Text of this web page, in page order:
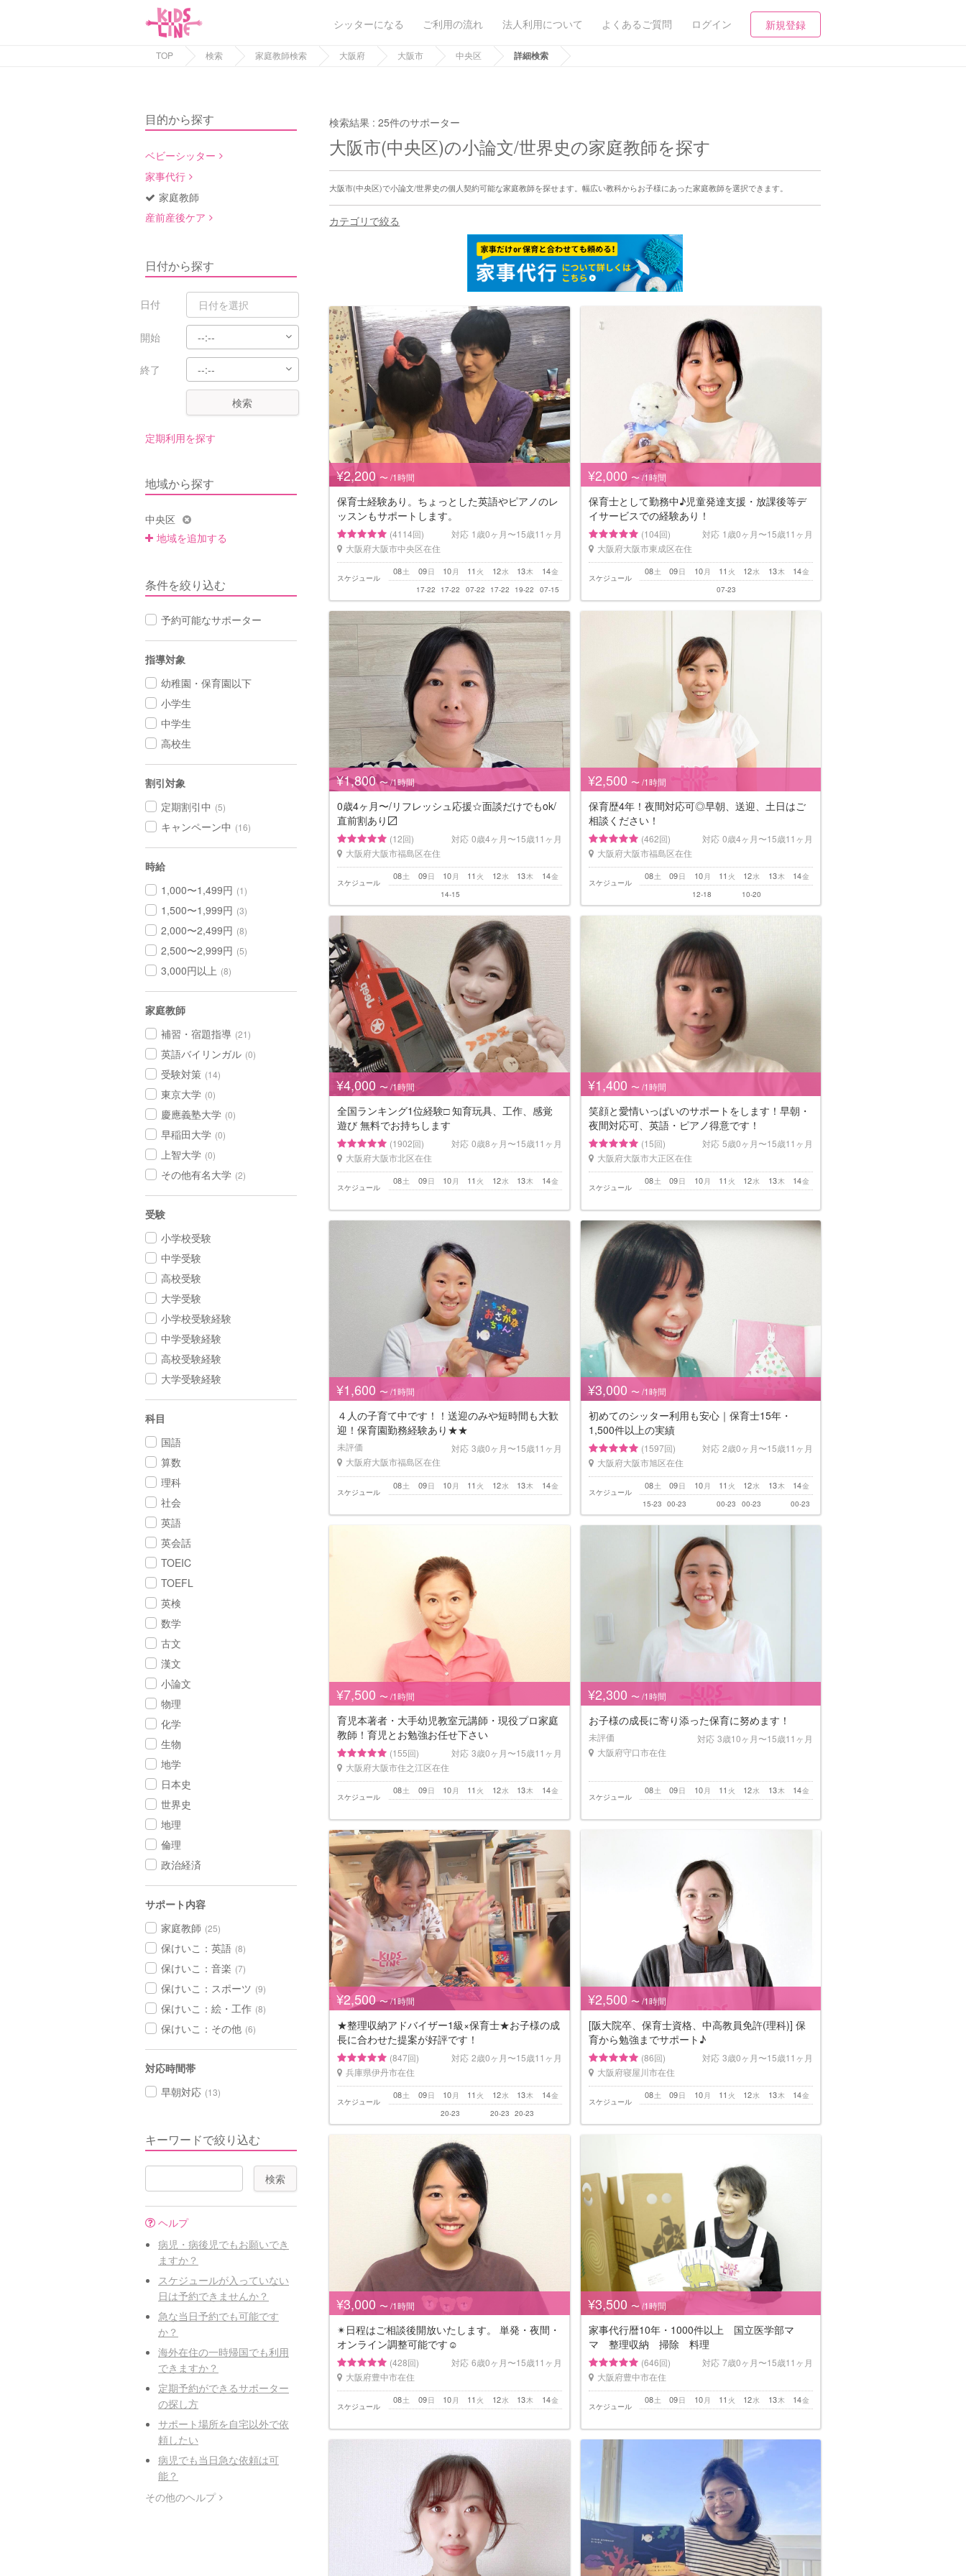
シッターになる ご利用の流れ 法人利用について よくあるご質問 ログイン 新規登録
TOP 検索 家庭教師検索 大阪府 大阪市 中央区 詳細検索
目的から探す
ベビーシッター
家事代行
家庭教師
産前産後ケア
日付から探す
日付
開始
終了
検索
定期利用を探す
地域から探す
中央区
地域を追加する
条件を絞り込む
予約可能なサポーター
指導対象
幼稚園・保育園以下
小学生
中学生
高校生
割引対象
定期割引中 (5)
キャンペーン中 (16)
時給
1,000〜1,499円 (1)
1,500〜1,999円 (3)
2,000〜2,499円 (8)
2,500〜2,999円 (5)
3,000円以上 (8)
家庭教師
補習・宿題指導 (21)
英語バイリンガル (0)
受験対策 (14)
東京大学 (0)
慶應義塾大学 (0)
早稲田大学 (0)
上智大学 (0)
その他有名大学 (2)
受験
小学校受験
中学受験
高校受験
大学受験
小学校受験経験
中学受験経験
高校受験経験
大学受験経験
科目
国語
算数
理科
社会
英語
英会話
TOEIC
TOEFL
英検
数学
古文
漢文
小論文
物理
化学
生物
地学
日本史
世界史
地理
倫理
政治経済
サポート内容
家庭教師 (25)
保けいこ：英語 (8)
保けいこ：音楽 (7)
保けいこ：スポーツ (9)
保けいこ：絵・工作 (8)
保けいこ：その他 (6)
対応時間帯
早朝対応 (13)
キーワードで絞り込む
ヘルプ
病児・病後児でもお願いでき
ますか？
スケジュールが入っていない
日は予約できませんか？
急な当日予約でも可能です
か？
海外在住の一時帰国でも利用
できますか？
定期予約ができるサポーター
の探し方
サポート場所を自宅以外で依
頼したい
病児でも当日急な依頼は可
能？
その他のヘルプ
検索結果 :25件のサポーター
大阪市(中央区)の小論文/世界史の家庭教師を探す
大阪市(中央区)で小論文/世界史の個人契約可能な家庭教師を探せます。幅広い教科からお子様にあった家庭教師を選択できます。
カテゴリで絞る
¥2,200 〜 /1時間
保育士経験あり。ちょっとした英語やピアノのレ
ッスンもサポートします。
(4114回) 対応 1歳0ヶ月〜15歳11ヶ月
大阪府大阪市中央区在住
スケジュール
土
08 日
09 月
10 火
11 水
12 木
13 金
14
17-22 17-22 07-22 17-22 19-22 07-15
¥2,000 〜 /1時間
保育士として勤務中♪児童発達支援・放課後等デ
イサービスでの経験あり！
(104回) 対応 1歳0ヶ月〜15歳11ヶ月
大阪府大阪市東成区在住
スケジュール
土
08 日
09 月
10 火
11 水
12 木
13 金
14
07-23
¥1,800 〜 /1時間
0歳4ヶ月〜/リフレッシュ応援☆面談だけでもok/
直前割あり〼
(12回) 対応 0歳4ヶ月〜15歳11ヶ月
大阪府大阪市福島区在住
スケジュール
土
08 日
09 月
10 火
11 水
12 木
13 金
14
14-15
¥2,500 〜 /1時間
保育歴4年！夜間対応可◎早朝、送迎、土日はご
相談ください！
(462回) 対応 0歳4ヶ月〜15歳11ヶ月
大阪府大阪市福島区在住
スケジュール
土
08 日
09 月
10 火
11 水
12 木
13 金
14
12-18 10-20
¥4,000 〜 /1時間
全国ランキング1位経験□️ 知育玩具、工作、感覚
遊び 無料でお持ちします
(1902回) 対応 0歳8ヶ月〜15歳11ヶ月
大阪府大阪市北区在住
スケジュール
土
08 日
09 月
10 火
11 水
12 木
13 金
14
¥1,400 〜 /1時間
笑顔と愛情いっぱいのサポートをします！早朝・
夜間対応可、英語・ピアノ得意です！
(15回) 対応 5歳0ヶ月〜15歳11ヶ月
大阪府大阪市大正区在住
スケジュール
土
08 日
09 月
10 火
11 水
12 木
13 金
14
¥1,600 〜 /1時間
４人の子育て中です！！送迎のみや短時間も大歓
迎！保育園勤務経験あり★★
未評価 対応 3歳0ヶ月〜15歳11ヶ月
大阪府大阪市福島区在住
スケジュール
土
08 日
09 月
10 火
11 水
12 木
13 金
14
¥3,000 〜 /1時間
初めてのシッター利用も安心｜保育士15年・
1,500件以上の実績
(1597回) 対応 2歳0ヶ月〜15歳11ヶ月
大阪府大阪市旭区在住
スケジュール
土
08 日
09 月
10 火
11 水
12 木
13 金
14
15-23 00-23 00-23 00-23 00-23
¥7,500 〜 /1時間
育児本著者・大手幼児教室元講師・現役プロ家庭
教師！育児とお勉強お任せ下さい
(155回) 対応 3歳0ヶ月〜15歳11ヶ月
大阪府大阪市住之江区在住
スケジュール
土
08 日
09 月
10 火
11 水
12 木
13 金
14
¥2,300 〜 /1時間
お子様の成長に寄り添った保育に努めます！
未評価 対応 3歳10ヶ月〜15歳11ヶ月
大阪府守口市在住
スケジュール
土
08 日
09 月
10 火
11 水
12 木
13 金
14
¥2,500 〜 /1時間
★整理収納アドバイザー1級×保育士★お子様の成
長に合わせた提案が好評です！
(847回) 対応 2歳0ヶ月〜15歳11ヶ月
兵庫県伊丹市在住
スケジュール
土
08 日
09 月
10 火
11 水
12 木
13 金
14
20-23 20-23 20-23
¥2,500 〜 /1時間
[阪大院卒、保育士資格、中高教員免許(理科)] 保
育から勉強までサポート♪
(86回) 対応 3歳0ヶ月〜15歳11ヶ月
大阪府寝屋川市在住
スケジュール
土
08 日
09 月
10 火
11 水
12 木
13 金
14
¥3,000 〜 /1時間
✴︎日程はご相談後開放いたします。 単発・夜間・
オンライン調整可能です☺
(428回) 対応 6歳0ヶ月〜15歳11ヶ月
大阪府豊中市在住
スケジュール
土
08 日
09 月
10 火
11 水
12 木
13 金
14
¥3,500 〜 /1時間
家事代行暦10年・1000件以上 国立医学部マ
マ 整理収納 掃除 料理
(646回) 対応 7歳0ヶ月〜15歳11ヶ月
大阪府豊中市在住
スケジュール
土
08 日
09 月
10 火
11 水
12 木
13 金
14